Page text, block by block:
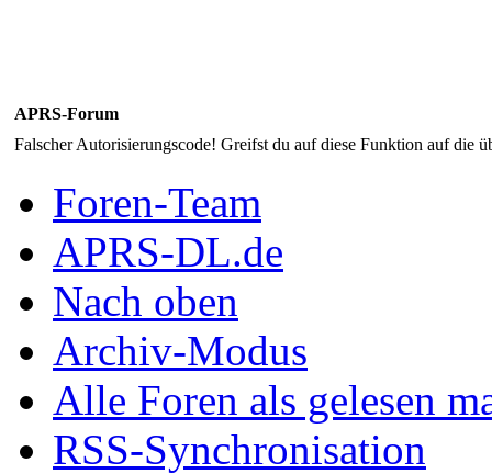
APRS-Forum
Falscher Autorisierungscode! Greifst du auf diese Funktion auf die
Foren-Team
APRS-DL.de
Nach oben
Archiv-Modus
Alle Foren als gelesen
RSS-Synchronisation